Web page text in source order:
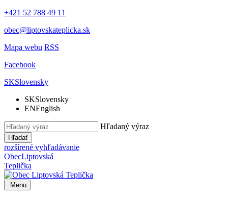
+421 52 788 49 11
obec@liptovskateplicka.sk
Mapa webu RSS
Facebook
SKSlovensky
SKSlovensky
ENEnglish
Hľadaný výraz
Hľadať
rozšírené vyhľadávanie
ObecLiptovská
Teplička
Menu